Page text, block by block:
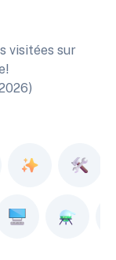
visitées sur